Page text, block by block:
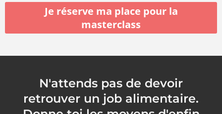
Je réserve ma place pour la
masterclass
N'attends pas de devoir
retrouver un job alimentaire.